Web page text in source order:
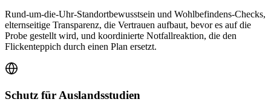
Rund-um-die-Uhr-Standortbewusstsein und Wohlbefindens-Checks,
elternseitige Transparenz, die Vertrauen aufbaut, bevor es auf die
Probe gestellt wird, und koordinierte Notfallreaktion, die den
Flickenteppich durch einen Plan ersetzt.
Schutz für Auslandsstudien